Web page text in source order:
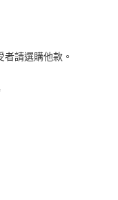
商業銀行
銀行
請選購他款。